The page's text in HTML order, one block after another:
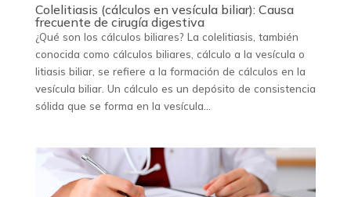
Colelitiasis (cálculos en vesícula biliar): Causa
frecuente de cirugía digestiva
¿Qué son los cálculos biliares? La colelitiasis, también
conocida como cálculos biliares, cálculo a la vesícula o
litiasis biliar, se refiere a la formación de cálculos en la
vesícula biliar. Un cálculo es un depósito de consistencia
sólida que se forma en la vesícula...